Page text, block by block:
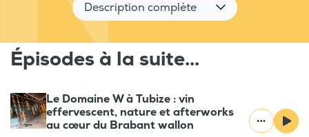
Description complète
Épisodes à la suite...
Le Domaine W à Tubize : vin
effervescent, nature et afterworks
au cœur du Brabant wallon